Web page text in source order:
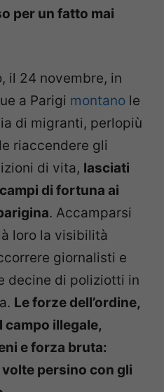
per un fatto mai
il 24 novembre, in
a Parigi montano le
di migranti, perlopiù
riaccendere gli
di vita, lasciati
di fortuna ai
. Accamparsi
loro la visibilità
giornalisti e
decine di poliziotti in
Le forze dell’ordine,
campo illegale,
e forza bruta:
persino con gli